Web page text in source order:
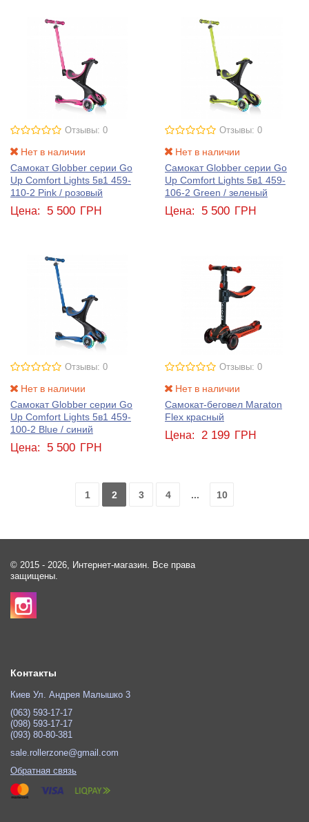
Отзывы: 0
Нет в наличии
Самокат Globber серии Go
Up Comfort Lights 5в1 459-
110-2 Pink / розовый
Цена: 5 500 ГРН
Отзывы: 0
Нет в наличии
Самокат Globber серии Go
Up Comfort Lights 5в1 459-
106-2 Green / зеленый
Цена: 5 500 ГРН
Отзывы: 0
Нет в наличии
Самокат Globber серии Go
Up Comfort Lights 5в1 459-
100-2 Blue / синий
Цена: 5 500 ГРН
Отзывы: 0
Нет в наличии
Самокат-беговел Maraton
Flex красный
Цена: 2 199 ГРН
1 2 3 4 ... 10
© 2015 - 2026, Интернет-магазин. Все права
защищены.
Контакты
Киев Ул. Андрея Малышко 3
(063) 593-17-17
(098) 593-17-17
(093) 80-80-381
sale.rollerzone@gmail.com
Обратная связь